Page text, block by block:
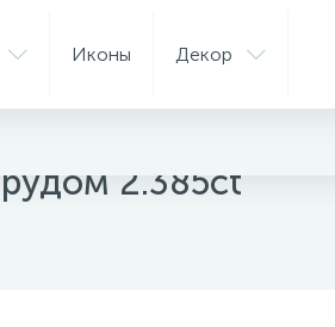
Иконы Декор
2.385ct